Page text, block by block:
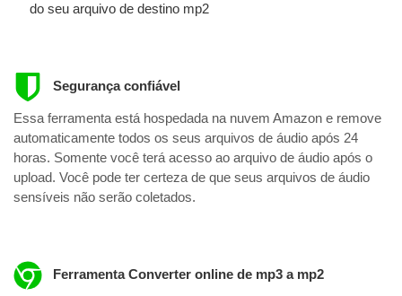
do seu arquivo de destino mp2
Segurança confiável
Essa ferramenta está hospedada na nuvem Amazon e remove
automaticamente todos os seus arquivos de áudio após 24
horas. Somente você terá acesso ao arquivo de áudio após o
upload. Você pode ter certeza de que seus arquivos de áudio
sensíveis não serão coletados.
Ferramenta Converter online de mp3 a mp2